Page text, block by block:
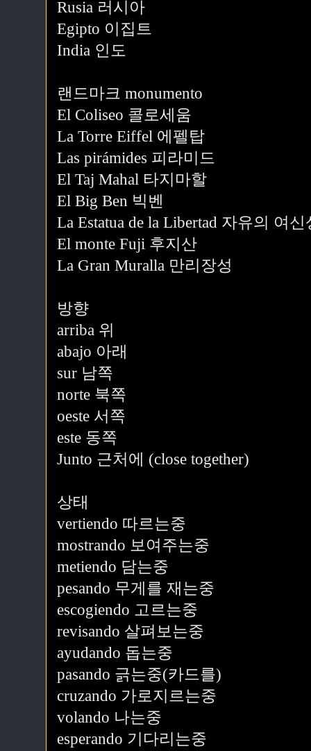
Rusia 러시아
Egipto 이집트
India 인도
랜드마크 monumento
El Coliseo 콜로세움
La Torre Eiffel 에펠탑
Las pirámides 피라미드
El Taj Mahal 타지마할
El Big Ben 빅벤
La Estatua de la Libertad 자유의 여신
El monte Fuji 후지산
La Gran Muralla 만리장성
방향
arriba 위
abajo 아래
sur 남쪽
norte 북쪽
oeste 서쪽
este 동쪽
Junto 근처에 (close together)
상태
vertiendo 따르는중
mostrando 보여주는중
metiendo 담는중
pesando 무게를 재는중
escogiendo 고르는중
revisando 살펴보는중
ayudando 돕는중
pasando 긁는중(카드를)
cruzando 가로지르는중
volando 나는중
esperando 기다리는중